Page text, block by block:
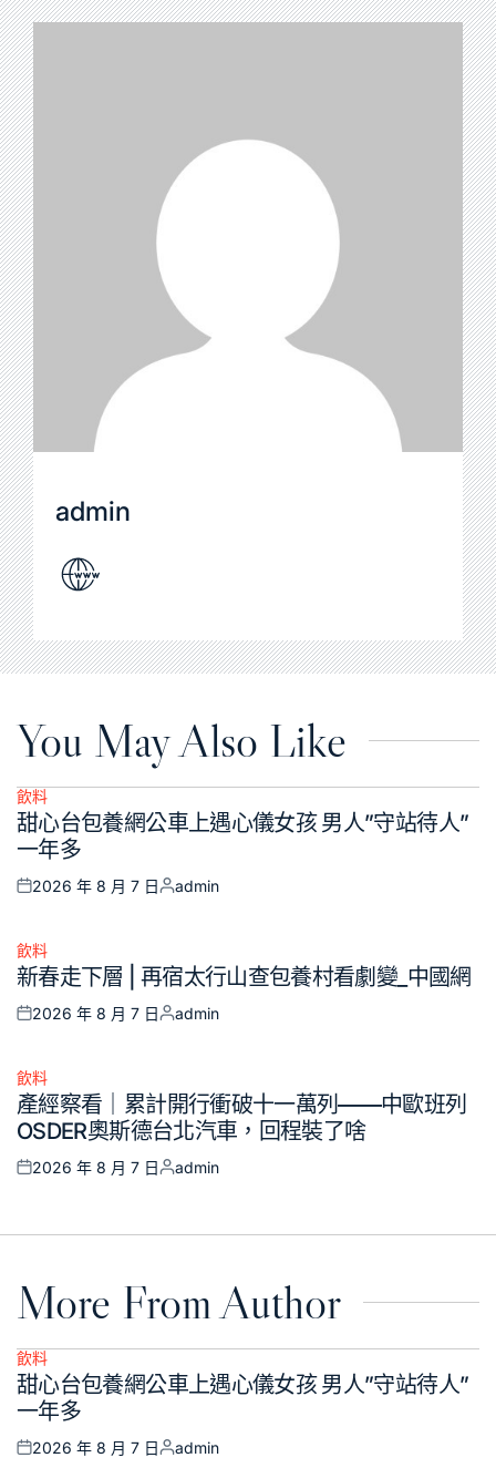
admin
You May Also Like
Posted
in
飲料
甜心台包養網公車上遇心儀女孩 男人”守站待人”
一年多
Posted
2026 年 8 月 7 日
Posted
admin
Posted
in
飲料
新春走下層 | 再宿太行山查包養村看劇變_中國網
Posted
2026 年 8 月 7 日
Posted
admin
Posted
in
飲料
產經察看｜累計開行衝破十一萬列——中歐班列
OSDER奧斯德台北汽車，回程裝了啥
Posted
2026 年 8 月 7 日
Posted
admin
More From Author
Posted
in
飲料
甜心台包養網公車上遇心儀女孩 男人”守站待人”
一年多
Posted
2026 年 8 月 7 日
Posted
admin